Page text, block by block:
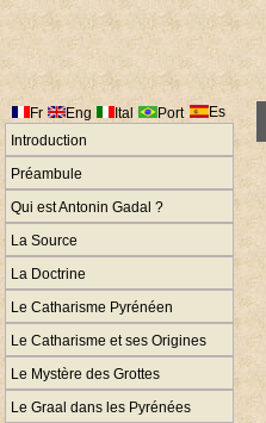
Fr Eng Ital Port
Es
Introduction
Préambule
Qui est Antonin Gadal ?
La Source
La Doctrine
Le Catharisme Pyrénéen
Le Catharisme et ses Origines
Le Mystère des Grottes
Le Graal dans les Pyrénées